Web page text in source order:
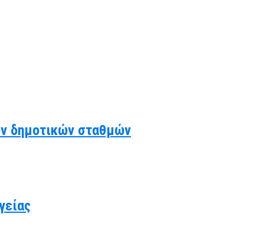
δημοτικών σταθμών